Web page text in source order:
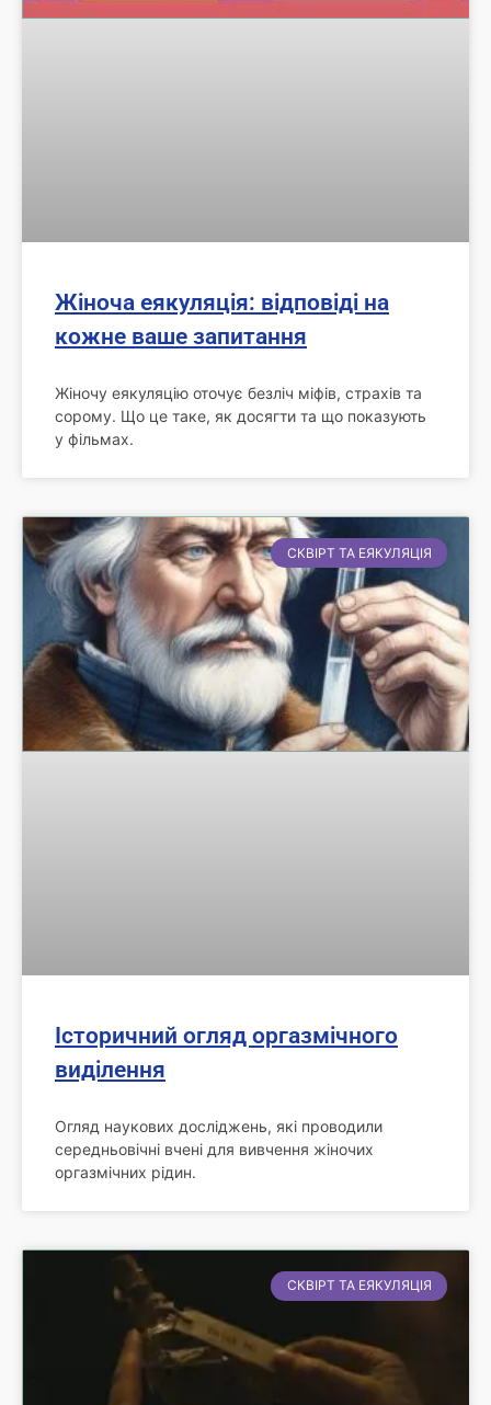
Жіноча еякуляція: відповіді на
кожне ваше запитання
Жіночу еякуляцію оточує безліч міфів, страхів та
сорому. Що це таке, як досягти та що показують
у фільмах.
СКВІРТ ТА ЕЯКУЛЯЦІЯ
Історичний огляд оргазмічного
виділення
Огляд наукових досліджень, які проводили
середньовічні вчені для вивчення жіночих
оргазмічних рідин.
СКВІРТ ТА ЕЯКУЛЯЦІЯ